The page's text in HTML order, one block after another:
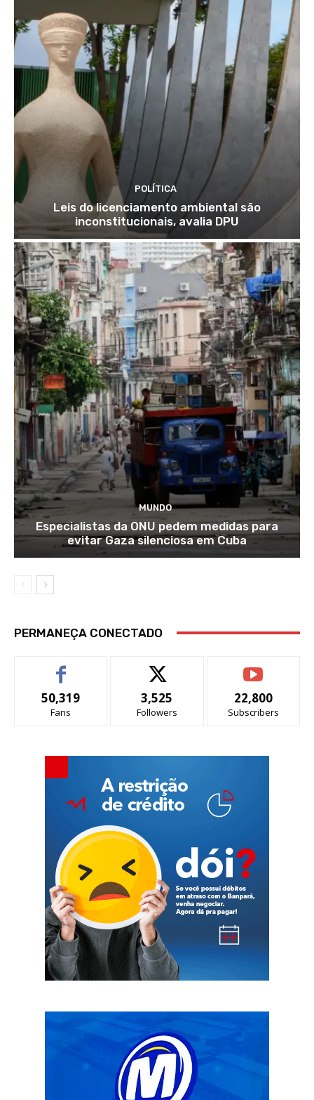
POLÍTICA
Leis do licenciamento ambiental são
inconstitucionais, avalia DPU
MUNDO
Especialistas da ONU pedem medidas para
evitar Gaza silenciosa em Cuba
PERMANEÇA CONECTADO
50,319
Fans
3,525
Followers
22,800
Subscribers